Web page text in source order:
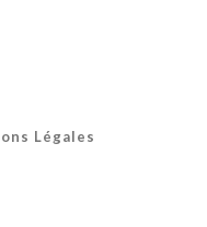
Légales